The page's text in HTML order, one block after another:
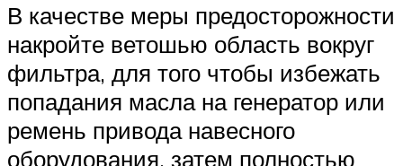
В качестве меры предосторожности
накройте ветошью область вокруг
фильтра, для того чтобы избежать
попадания масла на генератор или
ремень привода навесного
оборудования, затем полностью